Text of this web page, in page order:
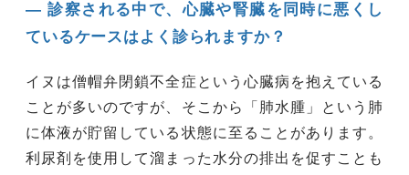
― 診察される中で、心臓や腎臓を同時に悪くし
ているケースはよく診られますか？
イヌは僧帽弁閉鎖不全症という心臓病を抱えている
ことが多いのですが、そこから「肺水腫」という肺
に体液が貯留している状態に至ることがあります。
利尿剤を使用して溜まった水分の排出を促すことも